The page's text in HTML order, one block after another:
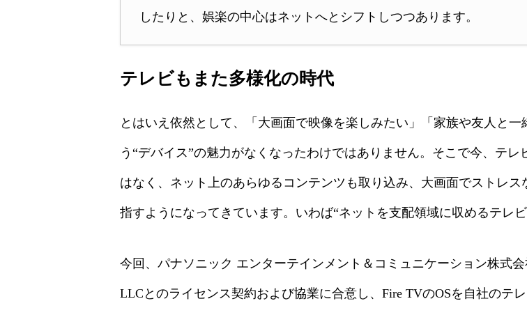
したりと、娯楽の中心はネットへとシフトしつつあります。
テレビもまた多様化の時代
とはいえ依然として、「大画面で映像を楽しみたい」「家族や友人と
う“デバイス”の魅力がなくなったわけではありません。そこで今、テ
はなく、ネット上のあらゆるコンテンツも取り込み、大画面でストレ
指すようになってきています。いわば“ネットを支配領域に収めるテレ
今回、パナソニック エンターテインメント＆コミュニケーション株式
LLCとのライセンス契約および協業に合意し、Fire TVのOSを自社のテ